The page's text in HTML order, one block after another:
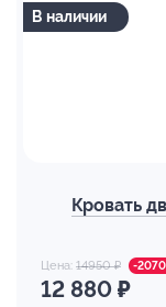
В наличии
Кровать
Цена: 14950 ₽ -
12 880 ₽